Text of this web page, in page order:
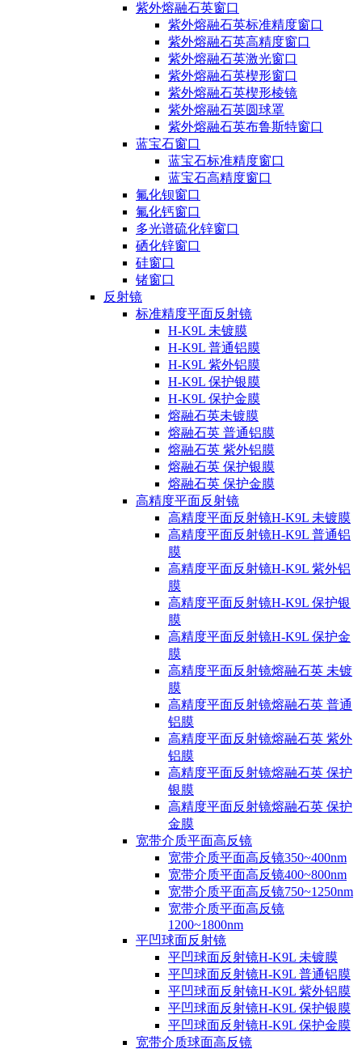
紫外熔融石英窗口
紫外熔融石英标准精度窗口
紫外熔融石英高精度窗口
紫外熔融石英激光窗口
紫外熔融石英楔形窗口
紫外熔融石英楔形棱镜
紫外熔融石英圆球罩
紫外熔融石英布鲁斯特窗口
蓝宝石窗口
蓝宝石标准精度窗口
蓝宝石高精度窗口
氟化钡窗口
氟化钙窗口
多光谱硫化锌窗口
硒化锌窗口
硅窗口
锗窗口
反射镜
标准精度平面反射镜
H-K9L 未镀膜
H-K9L 普通铝膜
H-K9L 紫外铝膜
H-K9L 保护银膜
H-K9L 保护金膜
熔融石英未镀膜
熔融石英 普通铝膜
熔融石英 紫外铝膜
熔融石英 保护银膜
熔融石英 保护金膜
高精度平面反射镜
高精度平面反射镜H-K9L 未镀膜
高精度平面反射镜H-K9L 普通铝
膜
高精度平面反射镜H-K9L 紫外铝
膜
高精度平面反射镜H-K9L 保护银
膜
高精度平面反射镜H-K9L 保护金
膜
高精度平面反射镜熔融石英 未镀
膜
高精度平面反射镜熔融石英 普通
铝膜
高精度平面反射镜熔融石英 紫外
铝膜
高精度平面反射镜熔融石英 保护
银膜
高精度平面反射镜熔融石英 保护
金膜
宽带介质平面高反镜
宽带介质平面高反镜350~400nm
宽带介质平面高反镜400~800nm
宽带介质平面高反镜750~1250nm
宽带介质平面高反镜
1200~1800nm
平凹球面反射镜
平凹球面反射镜H-K9L 未镀膜
平凹球面反射镜H-K9L 普通铝膜
平凹球面反射镜H-K9L 紫外铝膜
平凹球面反射镜H-K9L 保护银膜
平凹球面反射镜H-K9L 保护金膜
宽带介质球面高反镜